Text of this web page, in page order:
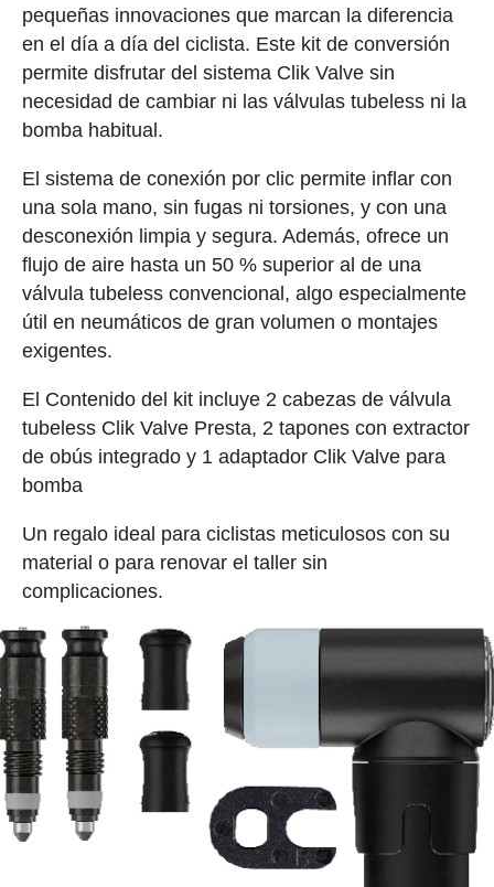
pequeñas innovaciones que marcan la diferencia
en el día a día del ciclista. Este kit de conversión
permite disfrutar del sistema Clik Valve sin
necesidad de cambiar ni las válvulas tubeless ni la
bomba habitual.
El sistema de conexión por clic permite inflar con
una sola mano, sin fugas ni torsiones, y con una
desconexión limpia y segura. Además, ofrece un
flujo de aire hasta un 50 % superior al de una
válvula tubeless convencional, algo especialmente
útil en neumáticos de gran volumen o montajes
exigentes.
El Contenido del kit incluye 2 cabezas de válvula
tubeless Clik Valve Presta, 2 tapones con extractor
de obús integrado y 1 adaptador Clik Valve para
bomba
Un regalo ideal para ciclistas meticulosos con su
material o para renovar el taller sin
complicaciones.